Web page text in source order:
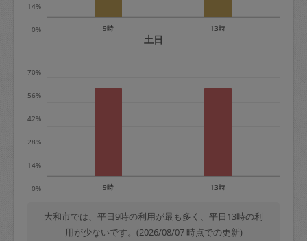
※キャンセル料金の設定について：
相当で料金設定されています。
0%
14%
9時 13時
土日
0%
14%
28%
42%
56%
70%
9時 13時
大和市では、平日9時の利用が最も多く、平日13時の利
用が少ないです。(2026/08/07 時点での更新)